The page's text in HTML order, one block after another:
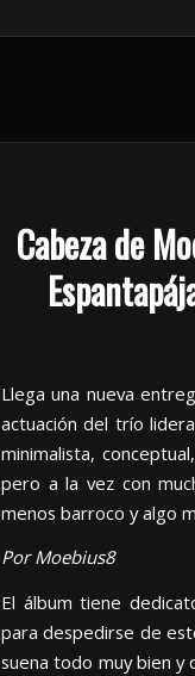
Cabeza de
Llega una nueva
actuación del trío
minimalista,
pero a la vez con
menos barroco y algo
Por Moebius8
El álbum tiene
para despedirse de
suena todo muy bien y